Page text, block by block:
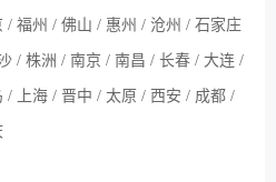
/ 福州 / 佛山 / 惠州 / 沧州 / 石家庄
/ 株洲 / 南京 / 南昌 / 长春 / 大连 /
/ 上海 / 晋中 / 太原 / 西安 / 成都 /